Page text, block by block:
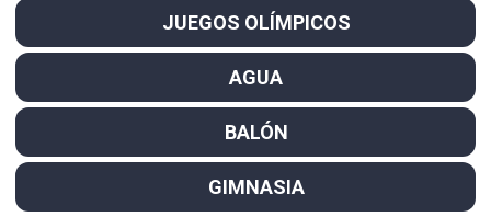
JUEGOS OLÍMPICOS
AGUA
BALÓN
GIMNASIA